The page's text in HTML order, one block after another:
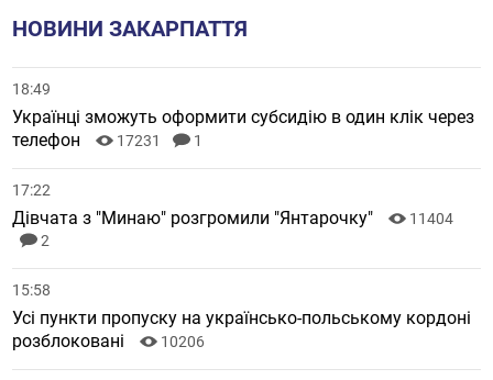
НОВИНИ ЗАКАРПАТТЯ
18:49
Українці зможуть оформити субсидію в один клік через
телефон
17231 1
17:22
Дівчата з "Минаю" розгромили "Янтарочку"
11404
2
15:58
Усі пункти пропуску на українсько-польському кордоні
розблоковані
10206